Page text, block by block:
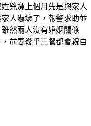
兇嫌上個月先是與家人
人嚇壞了，報警求助並
然兩人沒有婚姻關係
前妻幾乎三餐都會親自